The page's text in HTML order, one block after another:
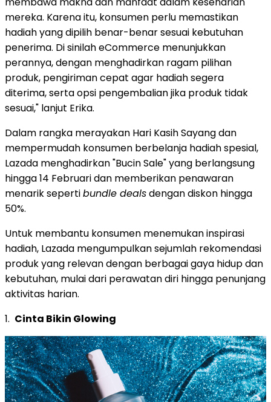
mereka. Karena itu, konsumen perlu memastikan
hadiah yang dipilih benar-benar sesuai kebutuhan
penerima. Di sinilah eCommerce menunjukkan
perannya, dengan menghadirkan ragam pilihan
produk, pengiriman cepat agar hadiah segera
diterima, serta opsi pengembalian jika produk tidak
sesuai," lanjut Erika.
Dalam rangka merayakan Hari Kasih Sayang dan
mempermudah konsumen berbelanja hadiah spesial,
Lazada menghadirkan "Bucin Sale" yang berlangsung
hingga 14 Februari dan memberikan penawaran
menarik sepertibundle dealsdengan diskon hingga
50%.
Untuk membantu konsumen menemukan inspirasi
hadiah, Lazada mengumpulkan sejumlah rekomendasi
produk yang relevan dengan berbagai gaya hidup dan
kebutuhan, mulai dari perawatan diri hingga penunjang
aktivitas harian.
1. Cinta Bikin Glowing